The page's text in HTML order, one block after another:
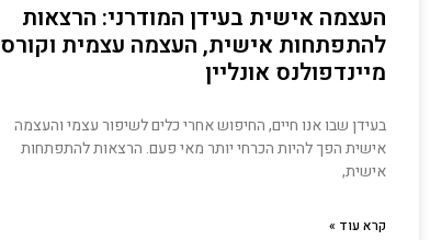
העצמה אישית בעידן המודרני: הרצאות
להתפתחות אישית, העצמה עצמית וקורס
מיינדפולנס אונליין
בעידן שבו אנו חיים, החיפוש אחרי כלים לשיפור עצמי והעצמה
אישית הפך להיות הכרחי יותר מאי פעם. הרצאות להתפתחות
אישית,
קרא עוד »